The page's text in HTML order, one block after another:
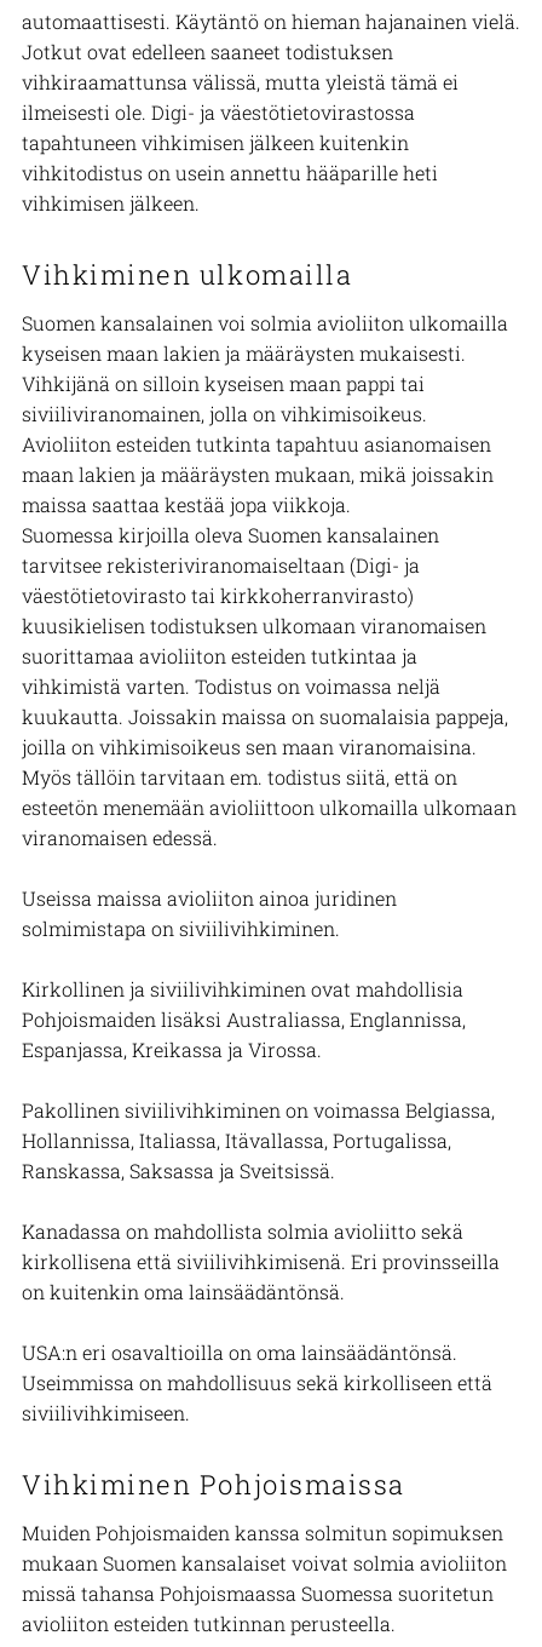
automaattisesti. Käytäntö on hieman hajanainen vielä.
Jotkut ovat edelleen saaneet todistuksen
vihkiraamattunsa välissä, mutta yleistä tämä ei
ilmeisesti ole. Digi- ja väestötietovirastossa
tapahtuneen vihkimisen jälkeen kuitenkin
vihkitodistus on usein annettu hääparille heti
vihkimisen jälkeen.
Vihkiminen ulkomailla
Suomen kansalainen voi solmia avioliiton ulkomailla
kyseisen maan lakien ja määräysten mukaisesti.
Vihkijänä on silloin kyseisen maan pappi tai
siviiliviranomainen, jolla on vihkimisoikeus.
Avioliiton esteiden tutkinta tapahtuu asianomaisen
maan lakien ja määräysten mukaan, mikä joissakin
maissa saattaa kestää jopa viikkoja.
Suomessa kirjoilla oleva Suomen kansalainen
tarvitsee rekisteriviranomaiseltaan (Digi- ja
väestötietovirastotai kirkkoherranvirasto)
kuusikielisen todistuksen ulkomaan viranomaisen
suorittamaa avioliiton esteiden tutkintaa ja
vihkimistä varten. Todistus on voimassa neljä
kuukautta. Joissakin maissa on suomalaisia pappeja,
joilla on vihkimisoikeus sen maan viranomaisina.
Myös tällöin tarvitaan em. todistus siitä, että on
esteetön menemään avioliittoon ulkomailla ulkomaan
viranomaisen edessä.
Useissa maissa avioliiton ainoa juridinen
solmimistapa on siviilivihkiminen.
Kirkollinen ja siviilivihkiminen ovat mahdollisia
Pohjoismaiden lisäksi Australiassa, Englannissa,
Espanjassa, Kreikassa ja Virossa.
Pakollinen siviilivihkiminen on voimassa Belgiassa,
Hollannissa, Italiassa, Itävallassa, Portugalissa,
Ranskassa, Saksassa ja Sveitsissä.
Kanadassa on mahdollista solmia avioliitto sekä
kirkollisena että siviilivihkimisenä. Eri provinsseilla
on kuitenkin oma lainsäädäntönsä.
USA:n eri osavaltioilla on oma lainsäädäntönsä.
Useimmissa on mahdollisuus sekä kirkolliseen että
siviilivihkimiseen.
Vihkiminen Pohjoismaissa
Muiden Pohjoismaiden kanssa solmitun sopimuksen
mukaan Suomen kansalaiset voivat solmia avioliiton
missä tahansa Pohjoismaassa Suomessa suoritetun
avioliiton esteiden tutkinnan perusteella.